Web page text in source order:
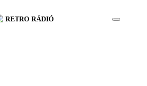
RETRO RÁDIÓ